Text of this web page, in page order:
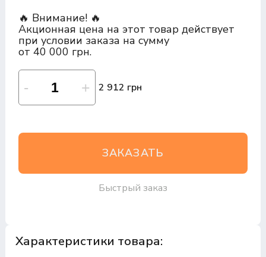
🔥 Внимание! 🔥
Акционная цена на этот товар действует
при условии заказа на сумму
от 40 000 грн.
2 912 грн
ЗАКАЗАТЬ
Быстрый заказ
Характеристики товара: